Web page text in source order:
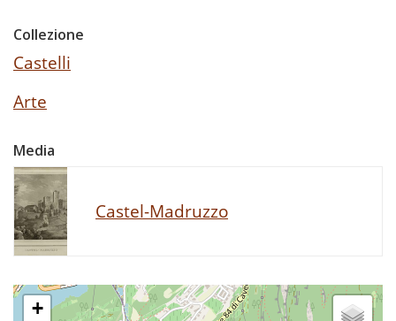
Collezione
Castelli
Arte
Media
Castel-Madruzzo
+